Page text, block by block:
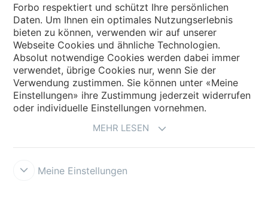
Land auswählen
Land auswählen
Forbo respektiert und schützt Ihre persönlichen
Daten. Um Ihnen ein optimales Nutzungserlebnis
bieten zu können, verwenden wir auf unserer
Webseite Cookies und ähnliche Technologien.
Absolut notwendige Cookies werden dabei immer
verwendet, übrige Cookies nur, wenn Sie der
Verwendung zustimmen. Sie können unter «Meine
Einstellungen» ihre Zustimmung jederzeit widerrufen
oder individuelle Einstellungen vornehmen.
MEHR LESEN
Meine Einstellungen